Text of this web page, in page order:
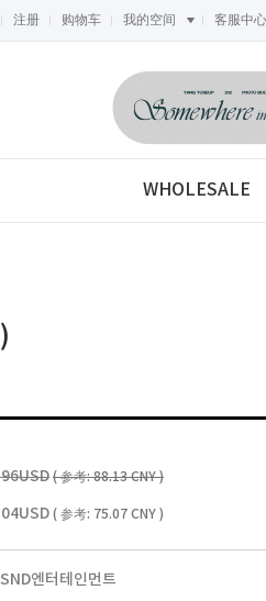
注册 购物车 我的空间 客服中心
<-->
WHOLESALE
( 参考: 88.13 CNY )
( 参考: 75.07 CNY )
엔터테인먼트